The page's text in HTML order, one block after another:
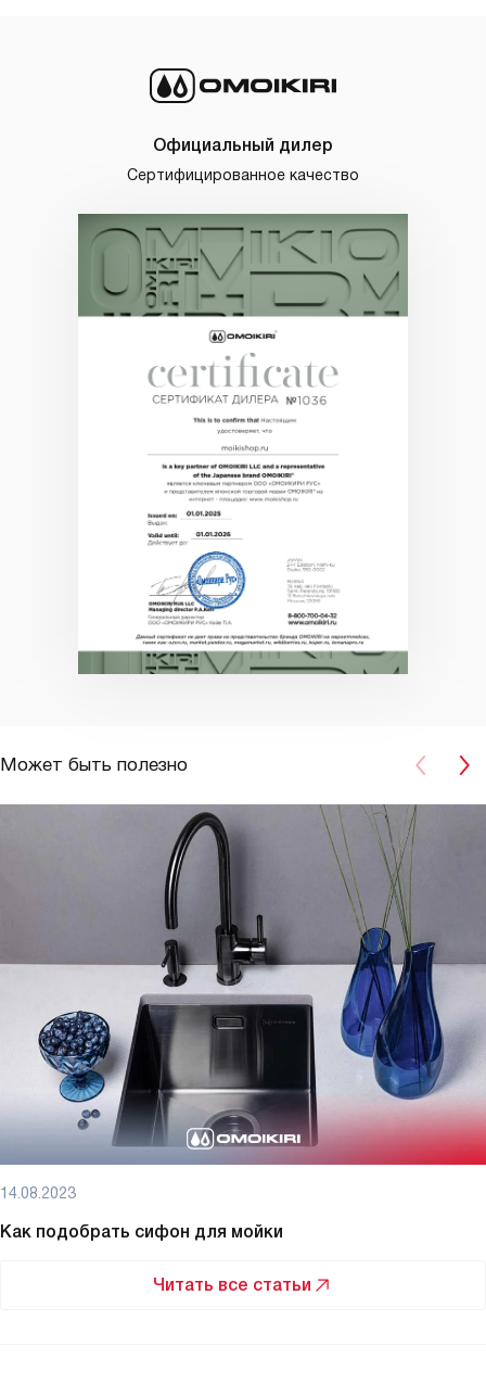
Официальный дилер
Сертифицированное качество
Может быть полезно
14.08.2023
Как подобрать сифон для мойки
Читать все статьи